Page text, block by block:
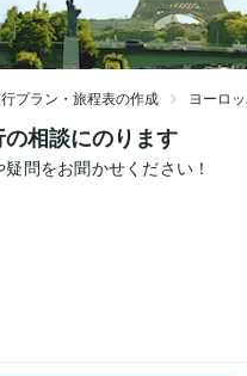
プラン・旅程表の作成 ヨーロ
相談にのります
問をお聞かせください！